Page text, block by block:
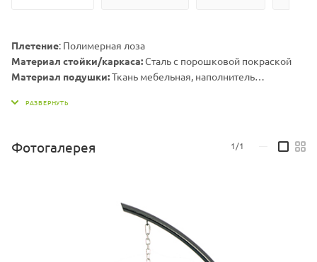
Плетение: Полимерная лоза
Материал стойки/каркаса:Сталь с порошковой покраской
Материал подушки:Ткань мебельная, наполнитель
Ширина х глубина х высота стойки (см):
Ширина х глубина посадки корзины с учетом подушки (см):
72х68
Цвет подушек может меняться
Фотогалерея 1/1